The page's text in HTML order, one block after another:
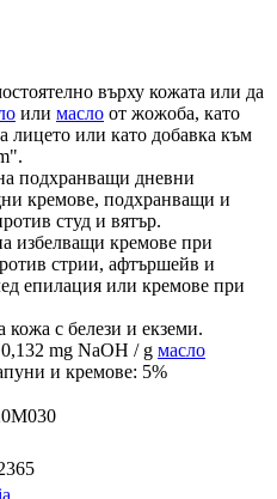
върху кожата или да
или масло от жожоба, като
лицето или като добавка към
подхранващи дневни
кремове, подхранващи и
студ и вятър.
избелващи кремове при
стрии, афтършейв и
епилация или кремове при
кожа с белези и екземи.
mg NaOH / g масло
и кремове: 5%